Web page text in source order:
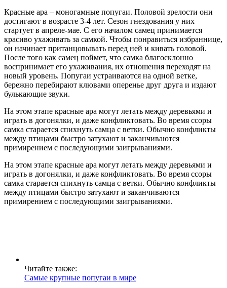
Красные ара – моногамные попугаи. Половой зрелости они
достигают в возрасте 3-4 лет. Сезон гнездования у них
стартует в апреле-мае. С его началом самец принимается
красиво ухаживать за самкой. Чтобы понравиться избраннице,
он начинает пританцовывать перед ней и кивать головой.
После того как самец поймет, что самка благосклонно
воспринимает его ухаживания, их отношения переходят на
новый уровень. Попугаи устраиваются на одной ветке,
бережно перебирают клювами оперенье друг друга и издают
булькающие звуки.
На этом этапе красные ара могут летать между деревьями и
играть в догонялки, и даже конфликтовать. Во время ссоры
самка старается спихнуть самца с ветки. Обычно конфликты
между птицами быстро затухают и заканчиваются
примирением с последующими заигрываниями.
На этом этапе красные ара могут летать между деревьями и
играть в догонялки, и даже конфликтовать. Во время ссоры
самка старается спихнуть самца с ветки. Обычно конфликты
между птицами быстро затухают и заканчиваются
примирением с последующими заигрываниями.
Читайте также:
Самые крупные попугаи в мире